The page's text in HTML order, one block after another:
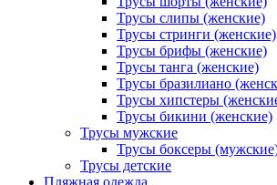
Трусы слипы (женские)
Трусы стринги (женские)
Трусы брифы (женские)
Трусы танга (женские)
Трусы бразилиано
Трусы хипстеры
Трусы бикини (женские)
Трусы мужские
Трусы боксеры
Трусы детские
Пляжная одежда